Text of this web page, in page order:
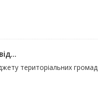
територіальних громад